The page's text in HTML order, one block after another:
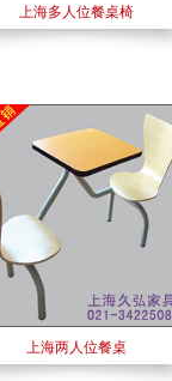
上海多人位餐桌椅
上海两人位餐桌